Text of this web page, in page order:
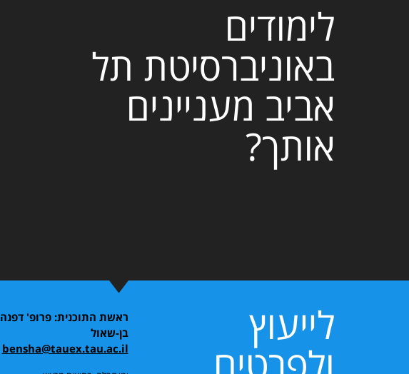
לימודים
באוניברסיטת תל
אביב מעניינים
אותך?
לייעוץ
ראשת התוכנית: פרופ' דפנה
בן-שאול
bensha@tauex.tau.ac.il